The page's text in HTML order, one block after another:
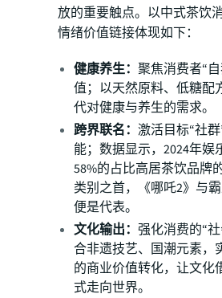
放的重要触点。以中式茶饮
情绪价值链接体现如下：
健康养生： 聚焦消费者“
值；以天然原料、低糖配
代对健康与养生的需求。
跨界联名： 激活目标“社
能；数据显示，2024年娱
58%的占比高居茶饮品牌
类别之首，《哪吒2》与
便是代表。
文化输出： 强化消费的“
合非遗技艺、国潮元素，
的商业价值转化，让文化
式走向世界。